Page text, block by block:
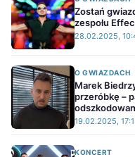
Zostań
zespołu
28.02.2025,
O GWIAZDACH
Marek
przeróbkę –
19.02.2025,
KONCERT